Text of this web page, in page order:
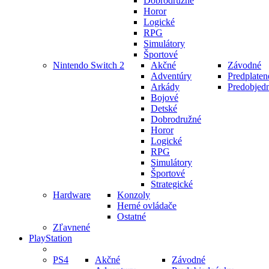
Horor
Logické
RPG
Simulátory
Športové
Nintendo Switch 2
Akčné
Adventúry
Arkády
Bojové
Detské
Dobrodružné
Horor
Logické
RPG
Simulátory
Športové
Strategické
Závodné
Hardware
Konzoly
Herné ovládače
Ostatné
Zľavnené
PlayStation
PS4
Akčné
Závodné